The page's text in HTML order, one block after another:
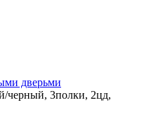
дверьми
черный, 3полки, 2цд,